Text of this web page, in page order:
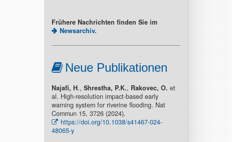
Frühere Nachrichten finden Sie im
Newsarchiv.
Neue Publikationen
Najafi, H., Shrestha, P.K., Rakovec, O. et
al. High-resolution impact-based early
warning system for riverine flooding. Nat
Commun 15, 3726 (2024).
https://doi.org/10.1038/s41467-024-
48065-y